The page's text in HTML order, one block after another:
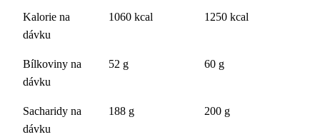
Kalorie na
dávku
1060 kcal 1250 kcal
Bílkoviny na
dávku
52 g 60 g
Sacharidy na
dávku
188 g 200 g